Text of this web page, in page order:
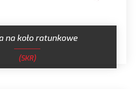
na koło ratunkowe
(SKR)